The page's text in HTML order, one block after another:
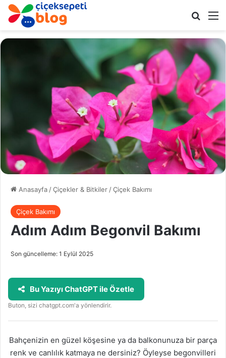
Anasayfa /Çiçekler & Bitkiler /Çiçek Bakımı
Çiçek Bakımı
Adım Adım Begonvil Bakımı
Son güncelleme: 1 Eylül 2025
Bu Yazıyı ChatGPT ile Özetle
Buton, sizi chatgpt.com'a yönlendirir.
Bahçenizin en güzel köşesine ya da balkonunuza bir parça
renk ve canlılık katmaya ne dersiniz? Öyleyse begonvilleri